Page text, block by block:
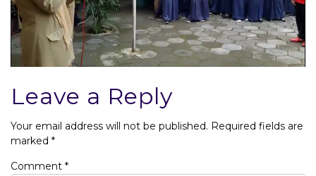
Leave a Reply
Your email address will not be published. Required fields are
marked *
Comment *